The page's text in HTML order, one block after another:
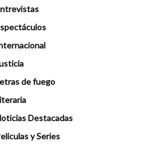
de fuego
Destacadas
y Series